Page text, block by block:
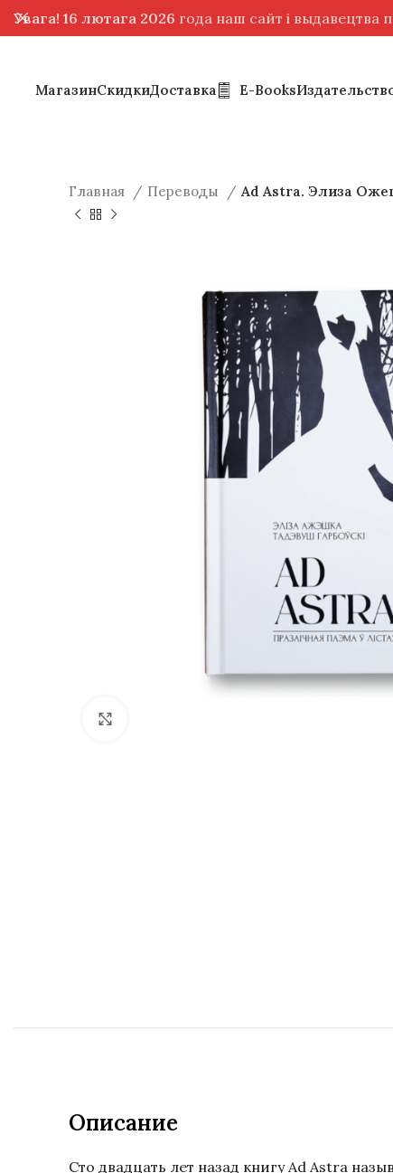
МагазинСкидкиДоставка E-Books
Главная Переводы Ad Astra. Элиза
Описание
Сто двадцать лет назад книгу Ad Astra
Увага! 16 лютага 2026 года наш сайт і выдавецтва